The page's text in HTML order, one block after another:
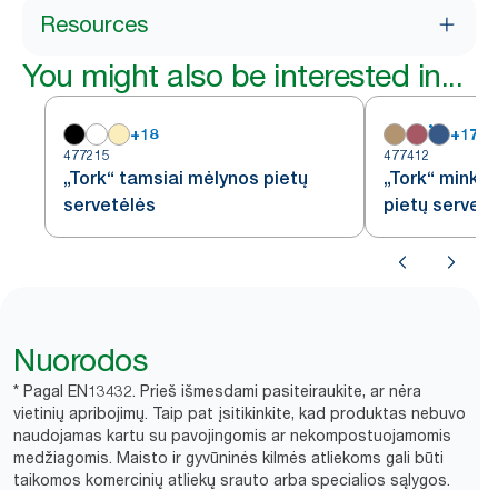
Resources
You might also be interested in...
+18
477215
„Tork“ tamsiai mėlynos pietų
servetėlės
+17
477412
„Tork“
pietų
Nuorodos
* Pagal EN13432. Prieš išmesdami pasiteiraukite, ar nėra
vietinių apribojimų. Taip pat įsitikinkite, kad produktas nebuvo
naudojamas kartu su pavojingomis ar nekompostuojamomis
medžiagomis. Maisto ir gyvūninės kilmės atliekoms gali būti
taikomos komercinių atliekų srauto arba specialios sąlygos.